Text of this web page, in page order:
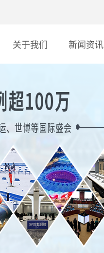
关于我们 新闻资讯